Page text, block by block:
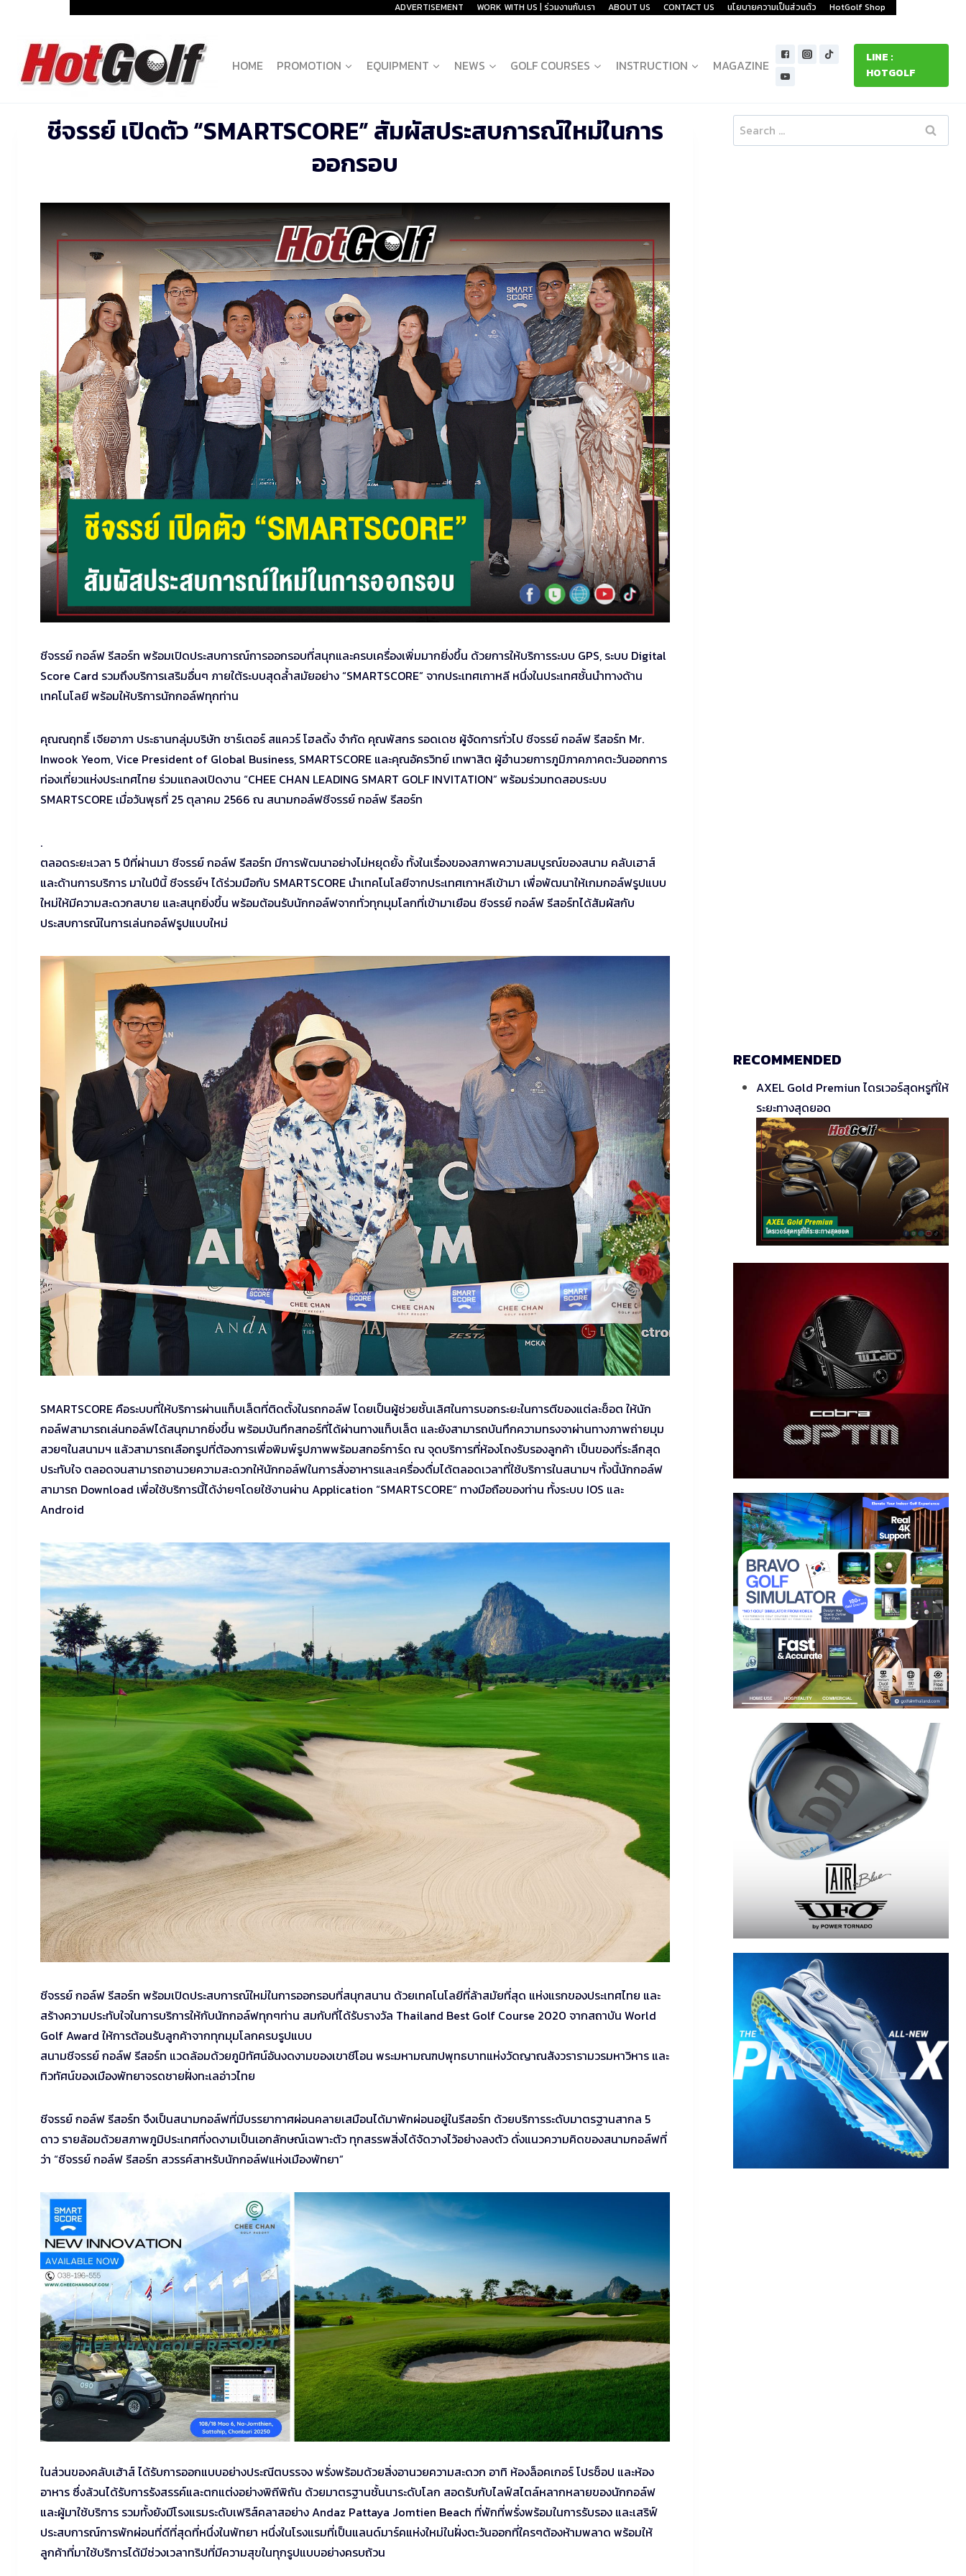
content
ADVERTISEMENT WORK WITH US | ร่วมงานกับเรา ABOUT US CONTACT US นโยบายความเป็นส่วนตัว HotGolf Shop
HOME PROMOTION EQUIPMENT NEWS GOLF COURSES INSTRUCTION MAGAZINE
LINE :
HOTGOLF
ชีจรรย์ เปิดตัว “SMARTSCORE” สัมผัสประสบการณ์ใหม่ในการ
ออกรอบ
ชีจรรย์ กอล์ฟ รีสอร์ท พร้อมเปิดประสบการณ์การออกรอบที่สนุกและครบเครื่องเพิ่มมากยิ่งขึ้น ด้วยการให้บริการระบบ GPS, ระบบ Digital
Score Card รวมถึงบริการเสริมอื่นๆ ภายใต้ระบบสุดล้ำสมัยอย่าง “SMARTSCORE” จากประเทศเกาหลี หนึ่งในประเทศชั้นนำทางด้าน
เทคโนโลยี พร้อมให้บริการนักกอล์ฟทุกท่าน
คุณณฤทธิ์ เจียอาภา ประธานกลุ่มบริษัท ชาร์เตอร์ สแควร์ โฮลดิ้ง จำกัด คุณพัสกร รอดเดช ผู้จัดการทั่วไป ชีจรรย์ กอล์ฟ รีสอร์ท Mr.
Inwook Yeom, Vice President of Global Business, SMARTSCORE และคุณอัครวิทย์ เทพาสิต ผู้อำนวยการภูมิภาคภาคตะวันออกการ
ท่องเที่ยวแห่งประเทศไทย ร่วมแถลงเปิดงาน “CHEE CHAN LEADING SMART GOLF INVITATION” พร้อมร่วมทดสอบระบบ
SMARTSCORE เมื่อวันพุธที่ 25 ตุลาคม 2566 ณ สนามกอล์ฟชีจรรย์ กอล์ฟ รีสอร์ท
.
ตลอดระยะเวลา 5 ปีที่ผ่านมา ชีจรรย์ กอล์ฟ รีสอร์ท มีการพัฒนาอย่างไม่หยุดยั้ง ทั้งในเรื่องของสภาพความสมบูรณ์ของสนาม คลับเฮาส์
และด้านการบริการ มาในปีนี้ ชีจรรย์ฯ ได้ร่วมมือกับ SMARTSCORE นำเทคโนโลยีจากประเทศเกาหลีเข้ามา เพื่อพัฒนาให้เกมกอล์ฟรูปแบบ
ใหม่ให้มีความสะดวกสบาย และสนุกยิ่งขึ้น พร้อมต้อนรับนักกอล์ฟจากทั่วทุกมุมโลกที่เข้ามาเยือน ชีจรรย์ กอล์ฟ รีสอร์ทได้สัมผัสกับ
ประสบการณ์ในการเล่นกอล์ฟรูปแบบใหม่
SMARTSCORE คือระบบที่ให้บริการผ่านแท็บเล็ตที่ติดตั้งในรถกอล์ฟ โดยเป็นผู้ช่วยชั้นเลิศในการบอกระยะในการตีของแต่ละช็อต ให้นัก
กอล์ฟสามารถเล่นกอล์ฟได้สนุกมากยิ่งขึ้น พร้อมบันทึกสกอร์ที่ได้ผ่านทางแท็บเล็ต และยังสามารถบันทึกความทรงจาผ่านทางภาพถ่ายมุม
สวยๆในสนามฯ แล้วสามารถเลือกรูปที่ต้องการเพื่อพิมพ์รูปภาพพร้อมสกอร์การ์ด ณ จุดบริการที่ห้องโถงรับรองลูกค้า เป็นของที่ระลึกสุด
ประทับใจ ตลอดจนสามารถอานวยความสะดวกให้นักกอล์ฟในการสั่งอาหารและเครื่องดื่มได้ตลอดเวลาที่ใช้บริการในสนามฯ ทั้งนี้นักกอล์ฟ
สามารถ Download เพื่อใช้บริการนี้ได้ง่ายๆโดยใช้งานผ่าน Application “SMARTSCORE” ทางมือถือของท่าน ทั้งระบบ IOS และ
Android
ชีจรรย์ กอล์ฟ รีสอร์ท พร้อมเปิดประสบการณ์ใหม่ในการออกรอบที่สนุกสนาน ด้วยเทคโนโลยีที่ล้าสมัยที่สุด แห่งแรกของประเทศไทย และ
สร้างความประทับใจในการบริการให้กับนักกอล์ฟทุกๆท่าน สมกับที่ได้รับรางวัล Thailand Best Golf Course 2020 จากสถาบัน World
Golf Award ให้การต้อนรับลูกค้าจากทุกมุมโลกครบรูปแบบ
สนามชีจรรย์ กอล์ฟ รีสอร์ท แวดล้อมด้วยภูมิทัศน์อันงดงามของเขาชีโอน พระมหามณฑปพุทธบาทแห่งวัดญาณสังวรารามวรมหาวิหาร และ
ทิวทัศน์ของเมืองพัทยาจรดชายฝั่งทะเลอ่าวไทย
ชีจรรย์ กอล์ฟ รีสอร์ท จึงเป็นสนามกอล์ฟที่มีบรรยากาศผ่อนคลายเสมือนได้มาพักผ่อนอยู่ในรีสอร์ท ด้วยบริการระดับมาตรฐานสากล 5
ดาว รายล้อมด้วยสภาพภูมิประเทศที่งดงามเป็นเอกลักษณ์เฉพาะตัว ทุกสรรพสิ่งได้จัดวางไว้อย่างลงตัว ดั่งแนวความคิดของสนามกอล์ฟที่
ว่า “ชีจรรย์ กอล์ฟ รีสอร์ท สวรรค์สาหรับนักกอล์ฟแห่งเมืองพัทยา”
ในส่วนของคลับเฮ้าส์ ได้รับการออกแบบอย่างประณีตบรรจง พรั่งพร้อมด้วยสิ่งอานวยความสะดวก อาทิ ห้องล็อคเกอร์ โปรช็อป และห้อง
อาหาร ซึ่งล้วนได้รับการรังสรรค์และตกแต่งอย่างพิถีพิถัน ด้วยมาตรฐานชั้นนาระดับโลก สอดรับกับไลฟ์สไตล์หลากหลายของนักกอล์ฟ
และผู้มาใช้บริการ รวมทั้งยังมีโรงแรมระดับเฟริส์คลาสอย่าง Andaz Pattaya Jomtien Beach ที่พักที่พรั่งพร้อมในการรับรอง และเสริฟ์
ประสบการณ์การพักผ่อนที่ดีที่สุดที่หนึ่งในพัทยา หนึ่งในโรงแรมที่เป็นแลนด์มาร์คแห่งใหม่ในฝั่งตะวันออกที่ใครๆต้องห้ามพลาด พร้อมให้
ลูกค้าที่มาใช้บริการได้มีช่วงเวลาทริปที่มีความสุขในทุกรูปแบบอย่างครบถ้วน
Search
for:
RECOMMENDED
AXEL Gold Premiun ไดรเวอร์สุดหรูที่ให้
ระยะทางสุดยอด